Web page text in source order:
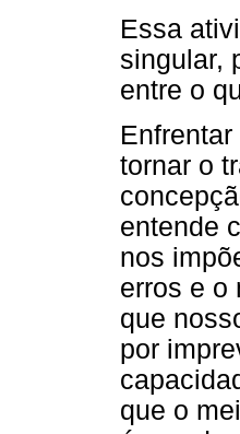
Essa
singular,
entre o
tornar o
entende
nos
erros e o
que
por
que o